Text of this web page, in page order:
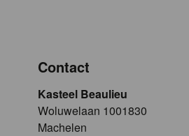
Contact
Kasteel Beaulieu
​​​Woluwelaan 1001830
Machelen